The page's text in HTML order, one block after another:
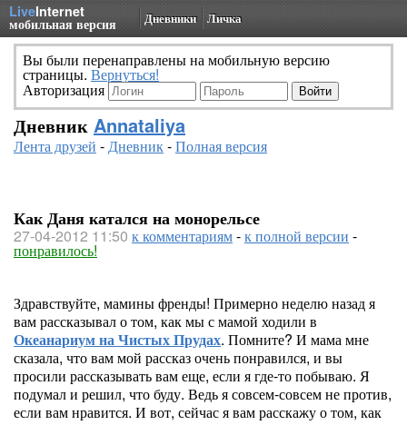
LiveInternet
мобильная версия Дневники Личка
Вы были перенаправлены на мобильную версию
страницы. Вернуться!
Авторизация
Дневник Annataliya
Лента друзей -Дневник-Полная версия
Как Даня катался на монорельсе
27-04-2012 11:50 к комментариям-к полной версии -
понравилось!
Здравствуйте, мамины френды! Примерно неделю назад я
вам рассказывал о том, как мы с мамой ходили в
Океанариум на Чистых Прудах. Помните? И мама мне
сказала, что вам мой рассказ очень понравился, и вы
просили рассказывать вам еще, если я где-то побываю. Я
подумал и решил, что буду. Ведь я совсем-совсем не против,
если вам нравится. И вот, сейчас я вам расскажу о том, как